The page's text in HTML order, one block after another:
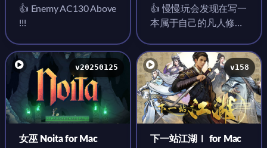
Warfare 2 for Mac
v1.20 中文移植版
👍 Enemy AC130 Above
!!!
👍 慢慢玩会发现在写一
本属于自己的凡人修仙
v20250125
女巫 Noita for Mac
v158
下一站江湖Ⅰ for Mac